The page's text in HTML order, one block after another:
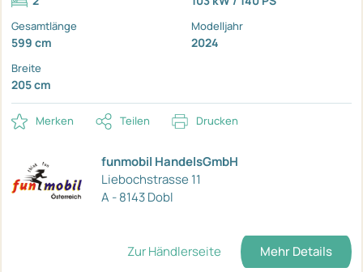
Gesamtlänge
599 cm
Modelljahr
2024
Breite
205 cm
Merken Teilen Drucken
funmobil HandelsGmbH
Liebochstrasse 11
A - 8143 Dobl
Zur Händlerseite Mehr Details